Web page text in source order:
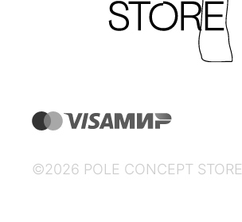
©2026 POLE CONCEPT STORE